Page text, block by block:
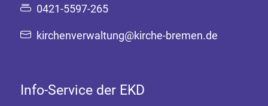
0421-5597-265
kirchenverwaltung@kirche-bremen.de
Info-Service der EKD